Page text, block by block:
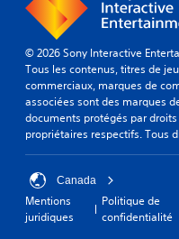
© 2026 Sony Interactive
Tous les contenus, titres de
commerciaux, marques de
associées sont des marques
documents protégés par
propriétaires respectifs. Tous
Canada
Mentions
juridiques
Politique de
confidentialité